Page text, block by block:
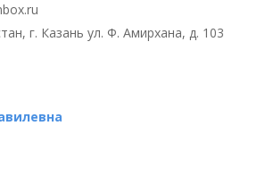
г. Казань ул. Ф. Амирхана, д. 103